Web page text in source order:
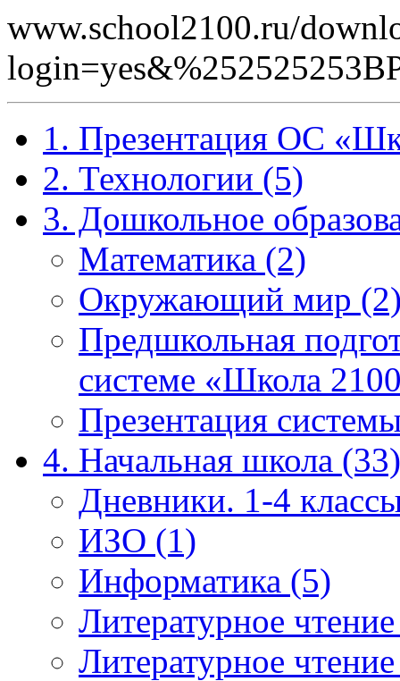
www.school2100.ru/
1. Презентация ОС
2. Технологии (5)
3. Дошкольное
Математика (2)
Окружающий мир
Предшкольная
системе «Школа
Презентация
4. Начальная школа (33)
Дневники. 1-4
ИЗО (1)
Информатика (5)
Литературное
Литературное